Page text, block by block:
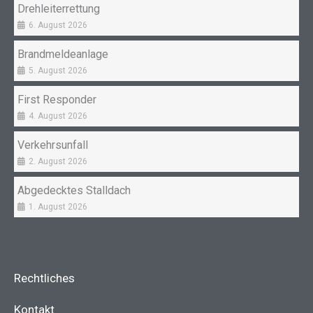
Drehleiterrettung
6. August 2026
Brandmeldeanlage
5. August 2026
First Responder
4. August 2026
Verkehrsunfall
2. August 2026
Abgedecktes Stalldach
1. August 2026
Rechtliches
Kontakt